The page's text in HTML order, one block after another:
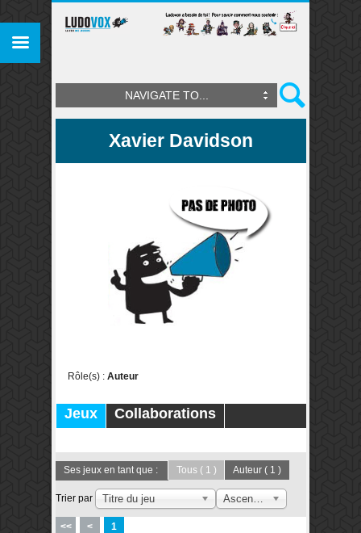
NAVIGATE TO...
Xavier Davidson
Rôle(s) : Auteur
Jeux
Collaborations
Ses jeux en tant que : Tous ( 1 ) Auteur ( 1 )
Trier par Titre du jeu
<< < 1